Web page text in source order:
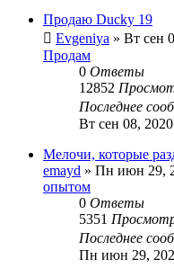
Продаю Ducky 19
Evgeniya » Вт сен
Продам
0 Ответы
12852
Последнее
Вт сен 08,
Мелочи, которые
emayd » Пн июн 29,
опытом
0 Ответы
5351
Последнее
Пн июн 29,